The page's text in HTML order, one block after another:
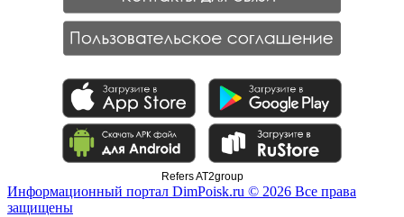
Refers AT2group
Информационный портал DimPoisk.ru © 2026 Все права
защищены